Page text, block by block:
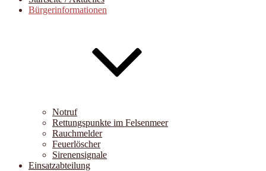
Bürgerinformationen
Notruf
Rettungspunkte im Felsenmeer
Rauchmelder
Feuerlöscher
Sirenensignale
Einsatzabteilung